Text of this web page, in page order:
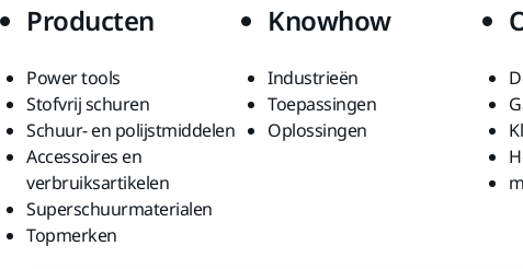
Producten
Power tools
Stofvrij schuren
Schuur- en polijstmiddelen
Accessoires en
verbruiksartikelen
Superschuurmaterialen
Topmerken
Knowhow
Industrieën
Toepassingen
Oplossingen